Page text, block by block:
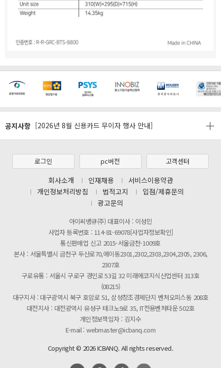
공지사항
[마일리지 적립 및 사용 정책 개편 안내]
제31기 정기주주총회 소집통지서
[2026년 8월 신용카드 무이자 행사 안내]
제31기 정기주주총회 소집통지서
[마일리지 적립 및 사용 정책 개편 안내]
로그인 pc버전 고객센터
회사소개 인재채용
서비스이용약관
개인정보처리방침
법적고지
입점/제휴문의
광고문의
아이씨뱅큐(주) 대표이사 : 이성민
사업자 등록번호 : 114-81-69078[사업자정보확인]
통신판매업 신고 2015-서울금천-1009호
본사 : 서울특별시 금천구 두산로70,에이동2301,2302,2303,2304,2305, 2306,
2307호
구로유통 : 서울시 구로구 경인로 53길 32 미래에코지식산업센터 313호
(08215)
대구지사 : 대구광역시 북구 호암로 51, 삼성창조경제단지 벤처오피스동 208호
대전지사 : 대전광역시 유성구 테크노9로 35, IT전용벤처타운 502호
개인정보책임자 : 김지수
E-mail : webmaster@icbanq.com
Copyright © 2026 ICBANQ. All rights reserved.